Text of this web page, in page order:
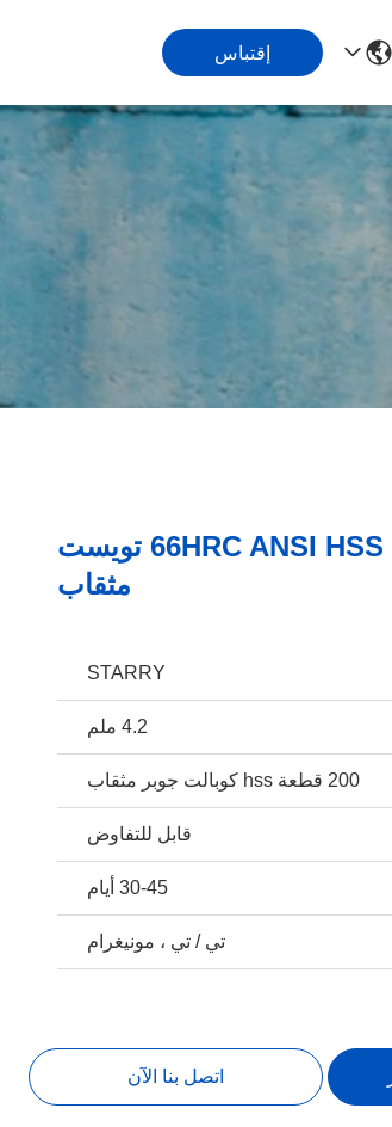
إقتباس
ساطع متوازي شانك 66HRC ANSI HSS تويست
مثقاب
STARRY
4.2 ملم
200 قطعة hss كوبالت جوبر مثقاب
قابل للتفاوض
30-45 أيام
تي / تي ، مونيغرام
اتصل بنا الآن